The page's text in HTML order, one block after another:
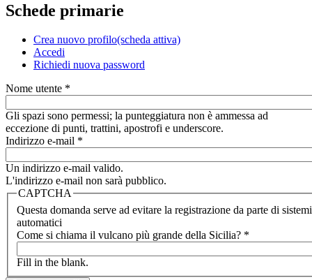
Schede primarie
Crea nuovo profilo(scheda attiva)
Accedi
Richiedi nuova password
Nome utente *
Gli spazi sono permessi; la punteggiatura non è ammessa ad
eccezione di punti, trattini, apostrofi e underscore.
Indirizzo e-mail *
Un indirizzo e-mail valido.
L'indirizzo e-mail non sarà pubblico.
CAPTCHA
Questa domanda serve ad evitare la registrazione da parte di sistemi
automatici
Come si chiama il vulcano più grande della Sicilia? *
Fill in the blank.